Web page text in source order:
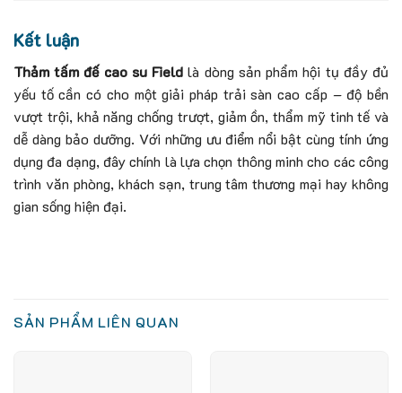
Kết luận
Thảm tấm đế cao su Field là dòng sản phẩm hội tụ đầy đủ
yếu tố cần có cho một giải pháp trải sàn cao cấp – độ bền
vượt trội, khả năng chống trượt, giảm ồn, thẩm mỹ tinh tế và
dễ dàng bảo dưỡng. Với những ưu điểm nổi bật cùng tính ứng
dụng đa dạng, đây chính là lựa chọn thông minh cho các công
trình văn phòng, khách sạn, trung tâm thương mại hay không
gian sống hiện đại.
SẢN PHẨM LIÊN QUAN